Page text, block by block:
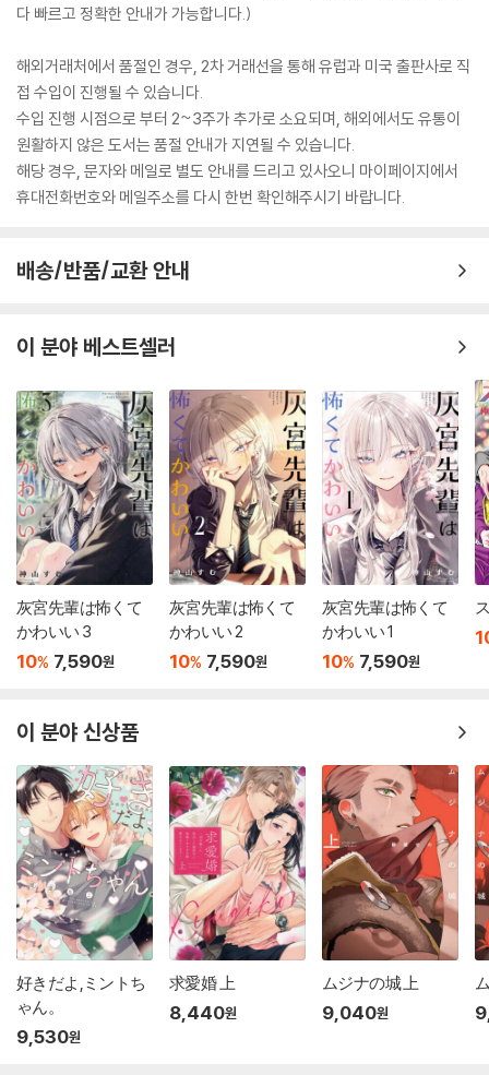
다 빠르고 정확한 안내가 가능합니다.)
해외거래처에서 품절인 경우, 2차 거래선을 통해 유럽과 미국 출판사로 직
접 수입이 진행될 수 있습니다.
수입 진행 시점으로 부터 2~3주가 추가로 소요되며, 해외에서도 유통이
원활하지 않은 도서는 품절 안내가 지연될 수 있습니다.
해당 경우, 문자와 메일로 별도 안내를 드리고 있사오니 마이페이지에서
휴대전화번호와 메일주소를 다시 한번 확인해주시기 바랍니다.
배송/반품/교환 안내
이 분야 베스트셀러
灰宮先輩は怖くて
かわいい 3
10% 7,590원
灰宮先輩は怖くて
かわいい 2
10% 7,590원
灰宮先輩は怖くて
かわいい 1
10% 7,590원
이 분야 신상품
好きだよ,ミントち
ゃん。
9,530원
求愛婚 上
8,440원
ムジナの城 上
9,040원